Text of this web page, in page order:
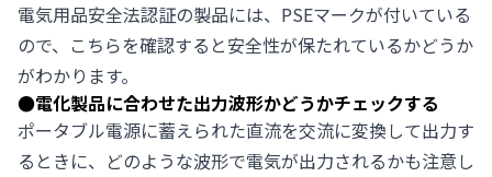
電気用品安全法認証の製品には、PSEマークが付いている
ので、こちらを確認すると安全性が保たれているかどうか
がわかります。
●電化製品に合わせた出力波形かどうかチェックする
ポータブル電源に蓄えられた直流を交流に変換して出力す
るときに、どのような波形で電気が出力されるかも注意し